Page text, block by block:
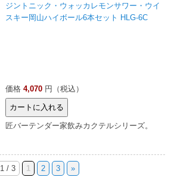
ジントニック・ウォッカレモンサワー・ウイ
スキー岡山ハイボール6本セット HLG-6C
価格 4,070 円（税込）
匠バーテンダー家飲みカクテルシリーズ。
1 / 3 1 2 3 »